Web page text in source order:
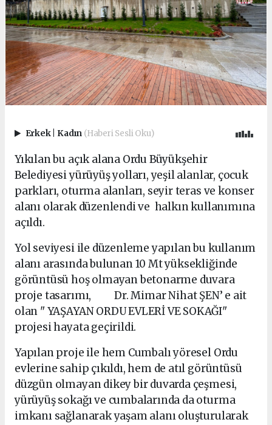
Erkek Kadın (Haberi Sesli Oku)
Yıkılan bu açık alana Ordu Büyükşehir
Belediyesi yürüyüş yolları, yeşil alanlar, çocuk
parkları, oturma alanları, seyir teras ve konser
alanı olarak düzenlendi ve halkın kullanımına
açıldı.
Yol seviyesi ile düzenleme yapılan bu kullanım
alanı arasında bulunan 10 Mt yüksekliğinde
görüntüsü hoş olmayan betonarme duvara
proje tasarımı, Dr. Mimar Nihat ŞEN’ e ait
olan " YAŞAYAN ORDU EVLERİ VE SOKAĞI"
projesi hayata geçirildi.
Yapılan proje ile hem Cumbalı yöresel Ordu
evlerine sahip çıkıldı, hem de atıl görüntüsü
düzgün olmayan dikey bir duvarda çeşmesi,
yürüyüş sokağı ve cumbalarında da oturma
imkanı sağlanarak yaşam alanı oluşturularak